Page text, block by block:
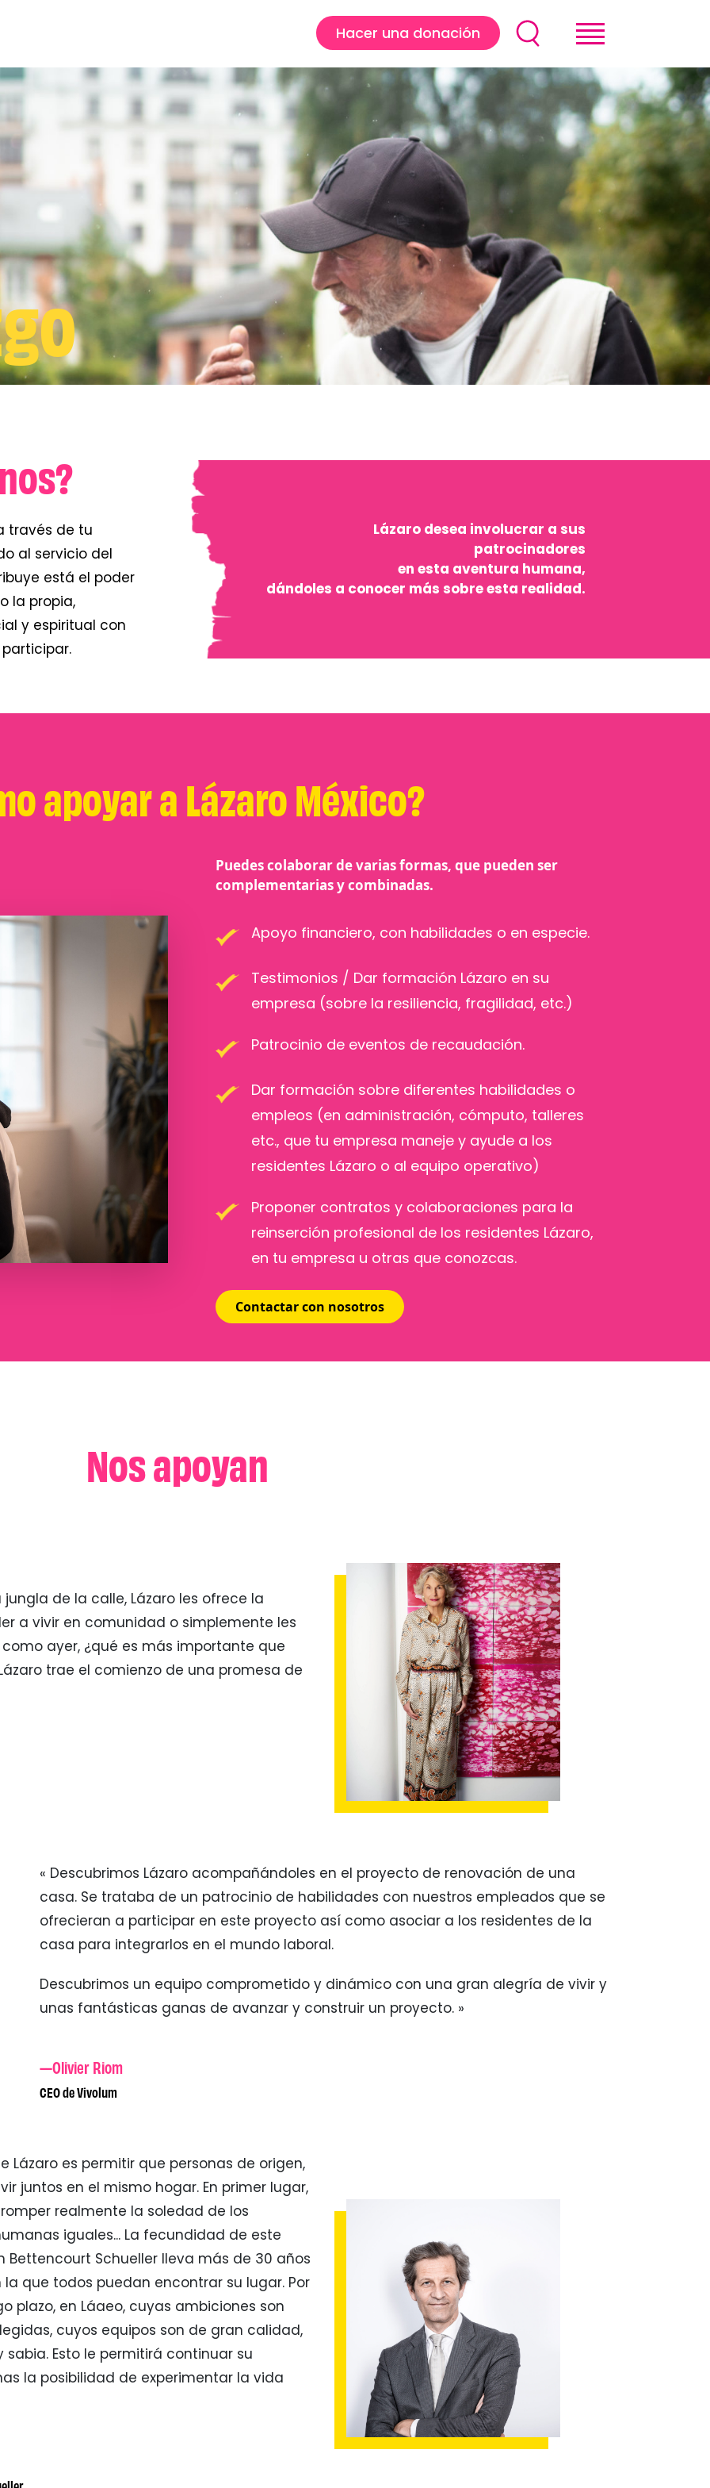
Hacer una donación
través de tu
al servicio del
está el poder
la propia,
y espiritual con
Lázaro desea involucrar a sus
patrocinadores
en esta aventura humana,
dándoles a conocer más sobre esta realidad.
apoyar a Lázaro México?
Puedes colaborar de varias formas, que pueden ser
complementarias y combinadas.
Apoyo financiero, con habilidades o en especie.
Testimonios / Dar formación Lázaro en su
empresa (sobre la resiliencia, fragilidad, etc.)
Patrocinio de eventos de recaudación.
Dar formación sobre diferentes habilidades o
empleos (en administración, cómputo, talleres
etc., que tu empresa maneje y ayude a los
residentes Lázaro o al equipo operativo)
Proponer contratos y colaboraciones para la
reinserción profesional de los residentes Lázaro,
en tu empresa u otras que conozcas.
Contactar con nosotros
Nos apoyan
de la calle, Lázaro les ofrece la
a vivir en comunidad o simplemente les
ayer, ¿qué es más importante que
trae el comienzo de una promesa de
« Descubrimos Lázaro acompañándoles en el proyecto de renovación de una
casa. Se trataba de un patrocinio de habilidades con nuestros empleados que se
ofrecieran a participar en este proyecto así como asociar a los residentes de la
casa para integrarlos en el mundo laboral.
Descubrimos un equipo comprometido y dinámico con una gran alegría de vivir y
unas fantásticas ganas de avanzar y construir un proyecto. »
—Olivier Riom
CEO de Vivolum
Lázaro es permitir que personas de origen,
juntos en el mismo hogar. En primer lugar,
realmente la soledad de los
iguales... La fecundidad de este
Bettencourt Schueller lleva más de 30 años
que todos puedan encontrar su lugar. Por
plazo, en Láaeo, cuyas ambiciones son
cuyos equipos son de gran calidad,
Esto le permitirá continuar su
la posibilidad de experimentar la vida